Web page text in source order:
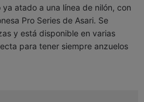
atado a una línea de nilón, con
Pro Series de Asari. Se
y está disponible en varias
para tener siempre anzuelos